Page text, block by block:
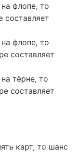
флопе, то
составляет
флопе, то
составляет
тёрне, то
составляет
карт, то шанс